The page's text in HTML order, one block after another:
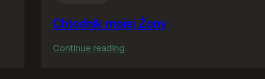
Chłodnik mojej Żony
Continue reading